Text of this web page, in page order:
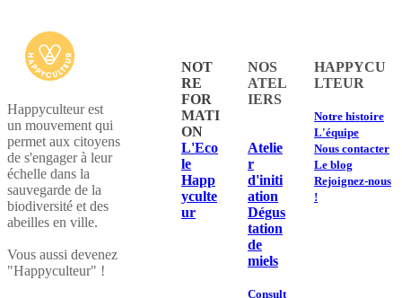
Happyculteur est
un mouvement qui
permet aux citoyens
de s'engager à leur
échelle dans la
sauvegarde de la
biodiversité et des
abeilles en ville.
​Vous aussi devenez
"Happyculteur" !
NOT
RE
FOR
MATI
ON
L'Eco
le
Happ
yculte
ur
NOS
ATEL
IERS
Atelie
r
d'initi
ation
Dégus
tation
de
miels
Consult
HAPPYCU
LTEUR
​Notre histoire
L'équipe
Nous contacter
Le blog
Rejoignez-nous
!